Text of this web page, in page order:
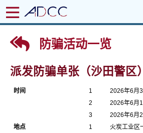
防骗活动一览
派发防骗单张（沙田警区）
时间
1
2
3
2026年6月
2026年6月
2026年6月
地点
1
火炭工业区